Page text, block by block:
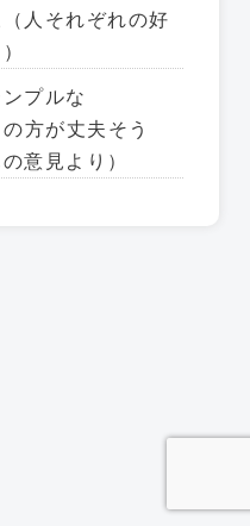
人それぞれの好
プルな
方が丈夫そう
意見より）